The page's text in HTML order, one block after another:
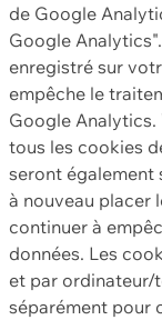
de Google
Google
enregistré sur
empêche le
Google Analytics.
tous les cookies
seront également
à nouveau placer
continuer à
données. Les
et par ordinateur/
séparément pour